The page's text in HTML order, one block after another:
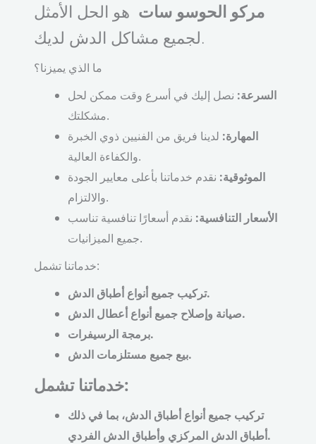
مركو الحوسو سات هو الحل الأمثل
لجميع مشاكل الدش لديك.
ما الذي يميزنا؟
السرعة: نصل إليك في أسرع وقت ممكن لحل
مشكلتك.
المهارة: لدينا فريق من الفنيين ذوي الخبرة
والكفاءة العالية.
الموثوقية: نقدم خدماتنا بأعلى معايير الجودة
والالتزام.
الأسعار التنافسية: نقدم أسعارًا تنافسية تناسب
جميع الميزانيات.
خدماتنا تشمل:
تركيب جميع أنواع أطباق الدش.
صيانة وإصلاح جميع أنواع أعطال الدش.
برمجة الرسيفرات.
بيع جميع مستلزمات الدش.
خدماتنا تشمل:
تركيب جميع أنواع أطباق الدش، بما في ذلك
أطباق الدش المركزي وأطباق الدش الفردي.